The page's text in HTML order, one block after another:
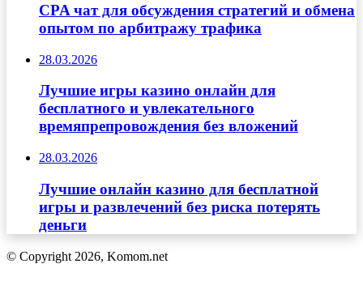
CPA чат для обсуждения стратегий и обмена
опытом по арбитражу трафика
28.03.2026
Лучшие игры казино онлайн для
бесплатного и увлекательного
времяпрепровождения без вложений
28.03.2026
Лучшие онлайн казино для бесплатной
игры и развлечений без риска потерять
деньги
© Copyright 2026, Komom.net